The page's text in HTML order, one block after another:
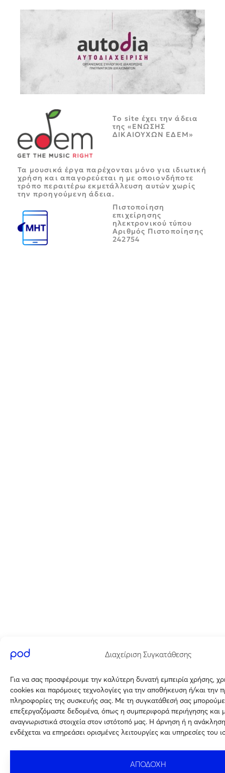
Διαχείριση Συγκατάθεσης
Για να σας προσφέρουμε την καλύτερη δυνατή εμπειρία χρήσης,
cookies και παρόμοιες τεχνολογίες για την αποθήκευση ή/και την
πληροφορίες της συσκευής σας. Με τη συγκατάθεσή σας
επεξεργαζόμαστε δεδομένα, όπως η συμπεριφορά περιήγησης και
αναγνωριστικά στοιχεία στον ιστότοπό μας. Η άρνηση ή η
ενδέχεται να επηρεάσει ορισμένες λειτουργίες και υπηρεσίες του
ΑΠΟΔΟΧΗ
Tο site έχει την άδεια
της «ΕΝΩΣΗΣ
ΔΙΚΑΙΟΥΧΩΝ ΕΔΕΜ»
Τα μουσικά έργα παρέχονται μόνο για ιδιωτική
χρήση και απαγορεύεται η με οποιονδήποτε
τρόπο περαιτέρω εκμετάλλευση αυτών χωρίς
την προηγούμενη άδεια.
Πιστοποίηση
επιχείρησης
ηλεκτρονικού τύπου
Αριθμός Πιστοποίησης
242754